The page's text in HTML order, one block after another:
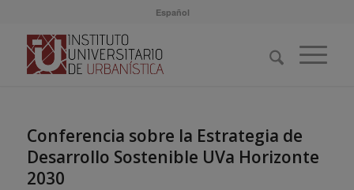
Español
Conferencia sobre la Estrategia de
Desarrollo Sostenible UVa Horizonte
2030